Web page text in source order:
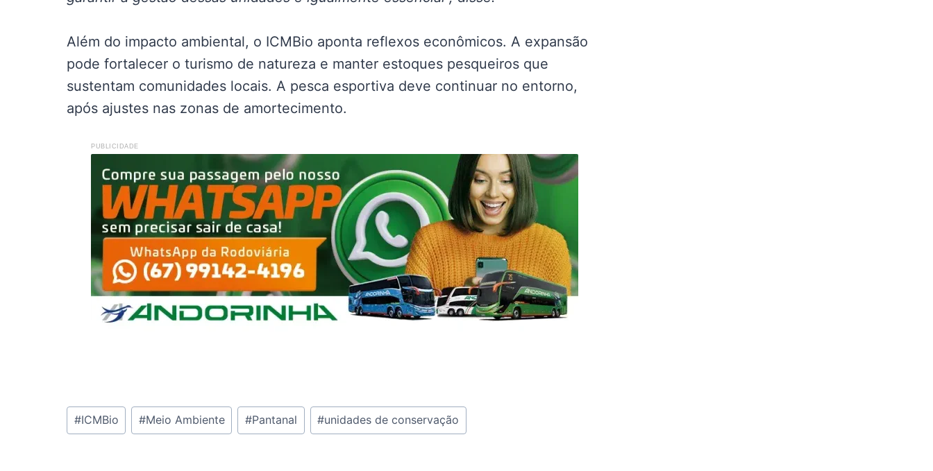
Além do impacto ambiental, o ICMBio aponta reflexos econômicos. A expansão
pode fortalecer o turismo de natureza e manter estoques pesqueiros que
sustentam comunidades locais. A pesca esportiva deve continuar no entorno,
após ajustes nas zonas de amortecimento.
PUBLICIDADE
Tags
do
#ICMBio #Meio Ambiente #Pantanal #unidades de conservação